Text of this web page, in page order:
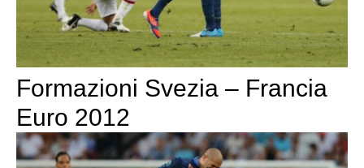
Formazioni Svezia – Francia
Euro 2012